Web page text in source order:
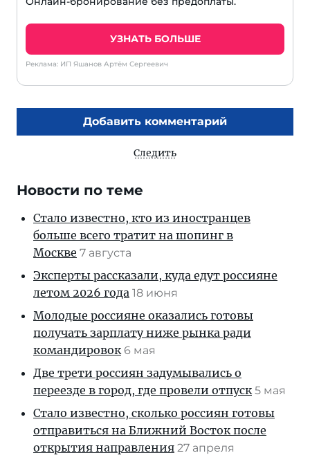
УЗНАТЬ БОЛЬШЕ
Реклама: ИП Яшанов Артём Сергеевич
Добавить комментарий
Следить
Новости по теме
Стало известно, кто из иностранцев
больше всего тратит на шопинг в
Москве 7 августа
Эксперты рассказали, куда едут россияне
летом 2026 года 18 июня
Молодые россияне оказались готовы
получать зарплату ниже рынка ради
командировок 6 мая
Две трети россиян задумывались о
переезде в город, где провели отпуск 5 мая
Стало известно, сколько россиян готовы
отправиться на Ближний Восток после
открытия направления 27 апреля